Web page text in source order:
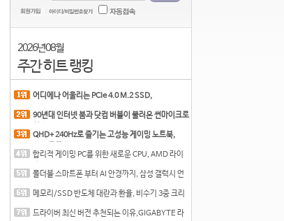
2026년 08월
주간 히트 랭킹
어디에나 어울리는 PCIe 4.0 M.2 SSD,
90년대 인터넷 붐과 닷컴 버블이 불러온 썬마이크로
QHD+ 240Hz로 즐기는 고성능 게이밍 노트북,
합리적 게이밍 PC를 위한 새로운 CPU, AMD 라이
폴더블 스마트폰 부터 AI 안경까지, 삼성 갤럭시 언
메모리/SSD 반도체 대란과 환율, 비수기 3중 크리
드라이버 최신 버전 추천되는 이유,GIGABYTE 라